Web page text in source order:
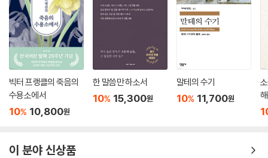
빅터 프랭클의 죽음의
수용소에서
10% 10,800원
한 말씀만 하소서
10% 15,300원
말테의 수기
10% 11,700원
이 분야 신상품